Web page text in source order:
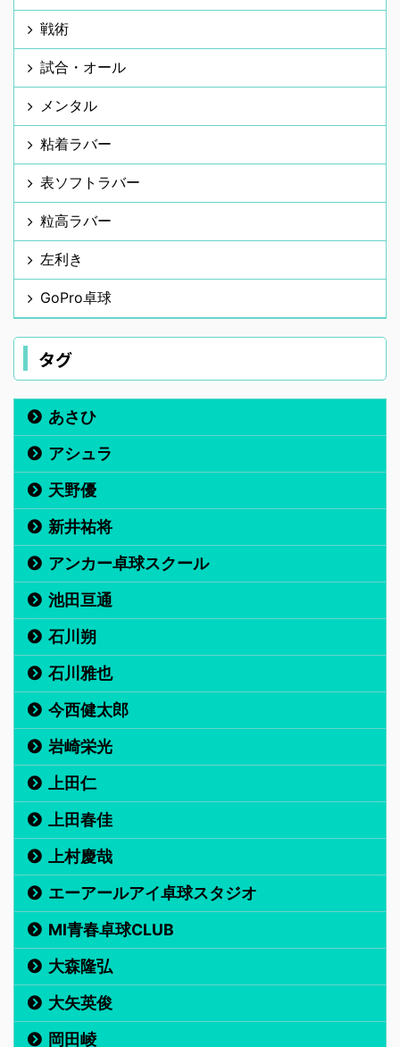
戦術
試合・オール
メンタル
粘着ラバー
表ソフトラバー
粒高ラバー
左利き
GoPro卓球
タグ
あさひ
アシュラ
天野優
新井祐将
アンカー卓球スクール
池田亘通
石川朔
石川雅也
今西健太郎
岩崎栄光
上田仁
上田春佳
上村慶哉
エーアールアイ卓球スタジオ
MI青春卓球CLUB
大森隆弘
大矢英俊
岡田崚